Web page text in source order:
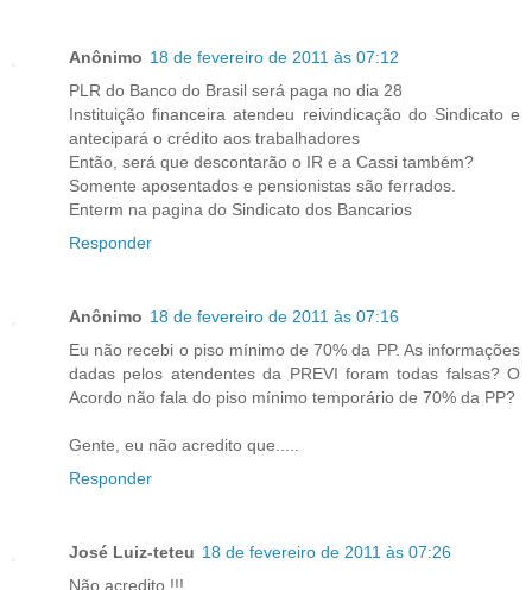
Anônimo 18 de fevereiro de 2011 às 07:12
PLR do Banco do Brasil será paga no dia 28
Instituição financeira atendeu reivindicação do Sindicato e
antecipará o crédito aos trabalhadores
Então, será que descontarão o IR e a Cassi também?
Somente aposentados e pensionistas são ferrados.
Enterm na pagina do Sindicato dos Bancarios
Responder
Anônimo 18 de fevereiro de 2011 às 07:16
Eu não recebi o piso mínimo de 70% da PP. As informações
dadas pelos atendentes da PREVI foram todas falsas? O
Acordo não fala do piso mínimo temporário de 70% da PP?
Gente, eu não acredito que.....
Responder
José Luiz-teteu 18 de fevereiro de 2011 às 07:26
Não acredito !!!